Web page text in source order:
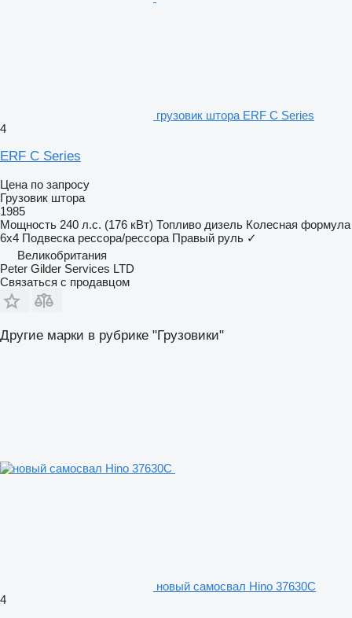
грузовик штора ERF C Series
4
ERF C Series
Цена по запросу
Грузовик штора
1985
Мощность 240 л.с. (176 кВт) Топливо дизель Колесная формула
6x4 Подвеска рессора/рессора Правый руль ✓
Великобритания
Peter Gilder Services LTD
Связаться с продавцом
Другие марки в рубрике "Грузовики"
новый самосвал Hino 37630C
4